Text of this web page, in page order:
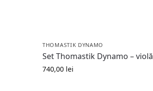
THOMASTIK DYNAMO
Set Thomastik Dynamo – violă
740,00 lei